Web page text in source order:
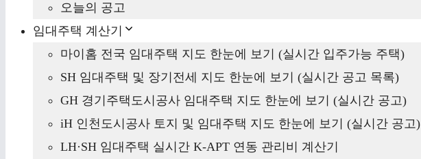
오늘의 공고
임대주택 계산기
마이홈 전국 임대주택 지도 한눈에 보기 (실시간 입주가능 주택)
SH 임대주택 및 장기전세 지도 한눈에 보기 (실시간 공고 목록)
GH 경기주택도시공사 임대주택 지도 한눈에 보기 (실시간 공고)
iH 인천도시공사 토지 및 임대주택 지도 한눈에 보기 (실시간 공고)
LH·SH 임대주택 실시간 K-APT 연동 관리비 계산기